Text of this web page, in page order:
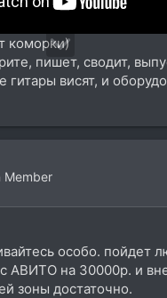
коморки)
пишет, сводит,
гитары висят, и
Member
особо. пойдет
АВИТО на 30000р. и
зоны достаточно.